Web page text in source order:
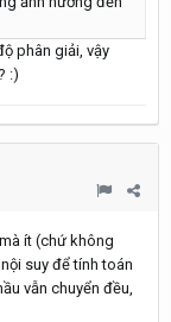
phân giải, vậy
:)
ít (chứ không
suy để tính toán
vẫn chuyển đều,